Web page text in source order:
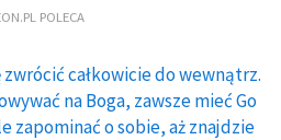
POLECA
całkowicie do wewnątrz.
na Boga, zawsze mieć Go
zapominać o sobie, aż znajdzie